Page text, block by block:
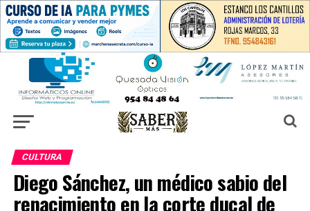
CULTURA
Diego Sánchez, un médico sabio del
renacimiento en la corte ducal de